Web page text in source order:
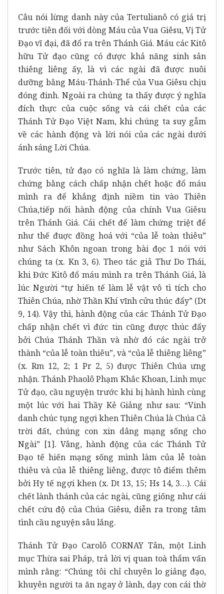
Câu nói lừng danh này của Tertulianô có giá trị
trước tiên đối với dòng Máu của Vua Giêsu, Vị Tử
Đạo vĩ đại, đã đổ ra trên Thánh Giá. Máu các Kitô
hữu Tử đạo cũng có được khả năng sinh sản
thiêng liêng ấy, là vì các ngài đã được nuôi
dưỡng bằng Máu-Thánh-Thể của Vua Giêsu chịu
đóng đinh. Ngoài ra chúng ta thấy được ý nghĩa
đích thực của cuộc sống và cái chết của các
Thánh Tử Đạo Việt Nam, khi chúng ta suy gẫm
về các hành động và lời nói của các ngài dưới
ánh sáng Lời Chúa.
Trước tiên, tử đạo có nghĩa là làm chứng, làm
chứng bằng cách chấp nhận chết hoặc đổ máu
mình ra để khẳng định niềm tin vào Thiên
Chúa,tiếp nối hành động của chính Vua Giêsu
trên Thánh Giá. Cái chết để làm chứng triệt để
như thế đuợc đồng hoá với “của lễ toàn thiêu”
như Sách Khôn ngoan trong bài đọc 1 nói với
chúng ta (x. Kn 3, 6). Theo tác giả Thư Do Thái,
khi Đức Kitô đổ máu mình ra trên Thánh Giá, là
lúc Người “tự hiến tế làm lễ vật vô tì tích cho
Thiên Chúa, nhờ Thần Khí vĩnh cửu thúc đẩy” (Dt
9, 14). Vậy thì, hành động của các Thánh Tử Đạo
chấp nhận chết vì đức tin cũng được thúc đẩy
bởi Chúa Thánh Thần và nhờ đó các ngài trở
thành “của lễ toàn thiêu”, và “của lễ thiêng liêng”
(x. Rm 12, 2; 1 Pr 2, 5) được Thiên Chúa ưng
nhận. Thánh Phaolô Phạm Khắc Khoan, Linh mục
Tử đạo, cầu nguyện trước khi bị hành hình cùng
một lúc với hai Thầy Kẻ Giảng như sau: “Vinh
danh chúc tụng ngợi khen Thiên Chúa là Chúa Cả
trời đất, chúng con xin dâng mạng sống cho
Ngài” [1]. Vâng, hành động của các Thánh Tử
Đạo tế hiến mạng sống mình làm của lễ toàn
thiêu và của lễ thiêng liêng, được tô điểm thêm
bởi Hy tế ngợi khen (x. Dt 13, 15; Hs 14, 3…). Cái
chết lành thánh của các ngài, cũng giống như cái
chết cứu độ của Chúa Giêsu, diễn ra trong tâm
tình cầu nguyện sâu lắng.
Thánh Tử Đạo Carolô CORNAY Tân, một Linh
mục Thừa sai Pháp, trả lời vị quan toà thẩm vấn
mình rằng: “Chúng tôi chỉ chuyên lo giảng đạo,
khuyên người ta ăn ngay ở lành, dạy con cái thờ